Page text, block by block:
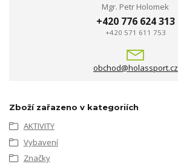
Mgr. Petr Holomek
+420 776 624 313
+420 571 611 753
obchod@holassport.cz
Zboží zařazeno v kategoriích
AKTIVITY
Vybavení
Značky